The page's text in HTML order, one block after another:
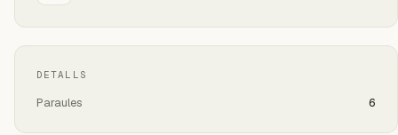
DETALLS
Paraules 6